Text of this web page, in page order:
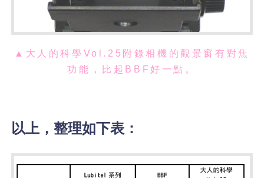
▲大人的科學Vol.25附錄相機的觀景窗有對焦
功能，比起BBF好一點。
以上，整理如下表：